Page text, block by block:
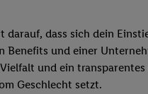
darauf, dass sich dein
Benefits und einer
und ein transparentes
Geschlecht setzt.